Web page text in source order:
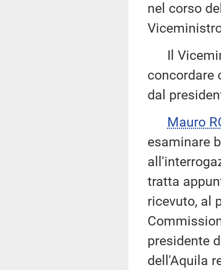
nel corso
Il
concordare
dal
Mauro
esaminare
tratta
ricevuto, al
presidente
dell'Aquila